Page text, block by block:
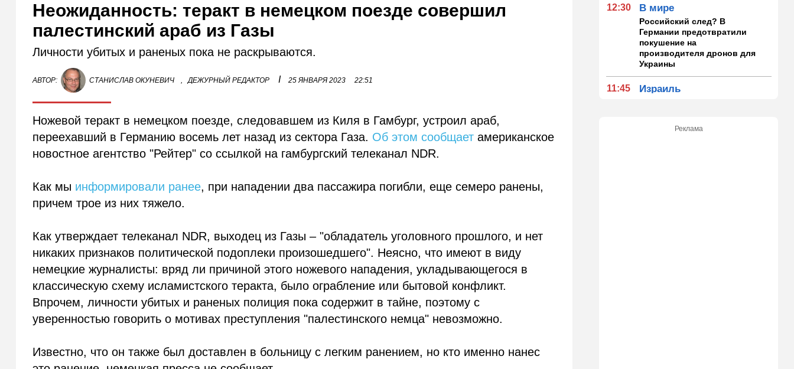
Неожиданность: теракт в немецком поезде совершил
палестинский араб из Газы
Личности убитых и раненых пока не раскрываются.
АВТОР: СТАНИСЛАВ ОКУНЕВИЧ , ДЕЖУРНЫЙ РЕДАКТОР I 25 ЯНВАРЯ 2023 22:51
Ножевой теракт в немецком поезде, следовавшем из Киля в Гамбург, устроил араб,
переехавший в Германию восемь лет назад из сектора Газа. Об этом сообщает американское
новостное агентство "Рейтер" со ссылкой на гамбургский телеканал NDR.
Как мы информировали ранее, при нападении два пассажира погибли, еще семеро ранены,
причем трое из них тяжело.
Как утверждает телеканал NDR, выходец из Газы – "обладатель уголовного прошлого, и нет
никаких признаков политической подоплеки произошедшего". Неясно, что имеют в виду
немецкие журналисты: вряд ли причиной этого ножевого нападения, укладывающегося в
классическую схему исламистского теракта, было ограбление или бытовой конфликт.
Впрочем, личности убитых и раненых полиция пока содержит в тайне, поэтому с
уверенностью говорить о мотивах преступления "палестинского немца" невозможно.
Известно, что он также был доставлен в больницу с легким ранением, но кто именно нанес
12:30 В мире
Российский след? В
Германии предотвратили
покушение на
производителя дронов для
Украины
11:45 Израиль
водителем грузовика
Реклама